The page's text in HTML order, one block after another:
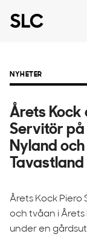
NYHETER
Årets Kock
Servitör
Nyland
Tavastland
Årets Kock Piero
och tvåan i
under en